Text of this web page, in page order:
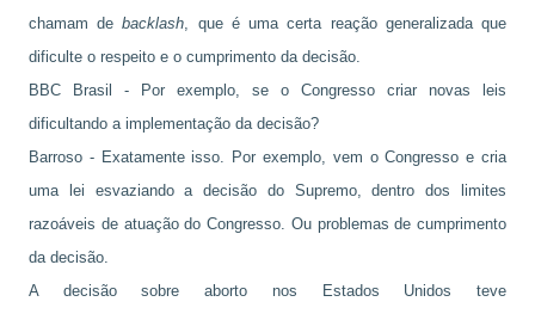
chamam debacklash, que é uma certa reação generalizada que
dificulte o respeito e o cumprimento da decisão.
BBC Brasil - Por exemplo, se o Congresso criar novas leis
dificultando a implementação da decisão?
Barroso - Exatamente isso. Por exemplo, vem o Congresso e cria
uma lei esvaziando a decisão do Supremo, dentro dos limites
razoáveis de atuação do Congresso. Ou problemas de cumprimento
da decisão.
A decisão sobre aborto nos Estados Unidos teve